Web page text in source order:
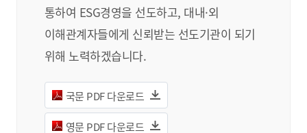
통하여 ESG경영을 선도하고, 대내·외
이해관계자들에게 신뢰받는 선도기관이 되기
위해 노력하겠습니다.
국문 PDF 다운로드
영문 PDF 다운로드